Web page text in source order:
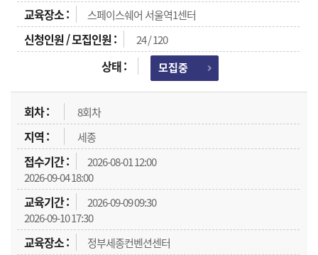
스페이스쉐어 서울역1센터
24 / 120
모집중
8회차
세종
2026-08-01 12:00
2026-09-04 18:00
2026-09-09 09:30
2026-09-10 17:30
정부세종컨벤션센터